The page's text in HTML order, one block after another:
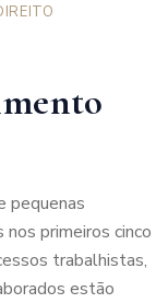
pequenas
primeiros cinco
trabalhistas,
estão